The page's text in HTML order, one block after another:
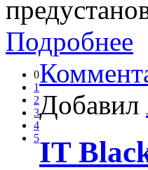
Подробнее
0
1
2
3
4
5
Добавил
IT